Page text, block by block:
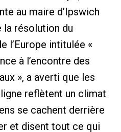
au maire d’Ipswich
résolution du
l’Europe intitulée «
à l’encontre des
», a averti que les
reflètent un climat
se cachent derrière
et disent tout ce qui